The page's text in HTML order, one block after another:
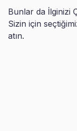
Bunlar da İlginizi
Sizin için
atın.